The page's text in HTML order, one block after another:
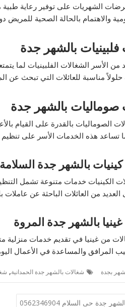
الشهريات على توفير رعاية طبية
والاهتمام بالحالة الصحية
بالشهر جدة
من الأسر الشغالات الفلبينيات لما
مناسبة للعائلات التي تبحث عن
صوماليات بالشهر جدة
الصوماليات بالقدرة على القيام
تساعد هذه الخدمات الأسر على
بالشهر جدة السلامة
الكينيات خدمات متنوعة تشمل
العديد من العائلات الباحثة عن
بالشهر جدة المروة
من غينيا في تقديم خدمات منزلية
المرافق والمساعدة في الأعمال
بجدة شغالات بالشهر جدة الحمدانية,
جدة حى السلام 0562346904